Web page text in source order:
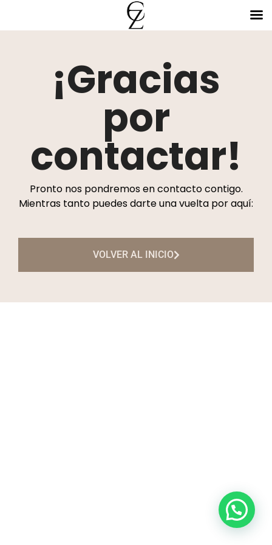
¡Gracias
por
contactar!
Pronto nos pondremos en contacto contigo.
Mientras tanto puedes darte una vuelta por aquí:
VOLVER AL INICIO